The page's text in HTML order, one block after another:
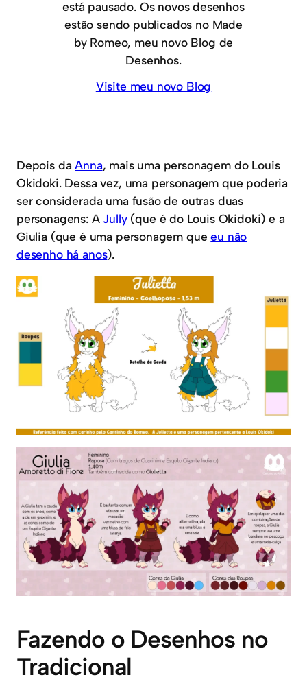
está pausado. Os novos desenhos
estão sendo publicados no Made
by Romeo, meu novo Blog de
Desenhos.
Visite meu novo Blog
Depois daAnna, mais uma personagem do Louis
Okidoki. Dessa vez, uma personagem que poderia
ser considerada uma fusão de outras duas
personagens: A Jully(que é do Louis Okidoki) e a
Giulia (que é uma personagem queeu não
desenho há anos).
Fazendo o Desenhos no
Tradicional